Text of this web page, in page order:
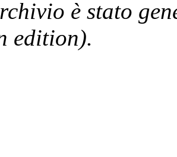
è stato
edition).